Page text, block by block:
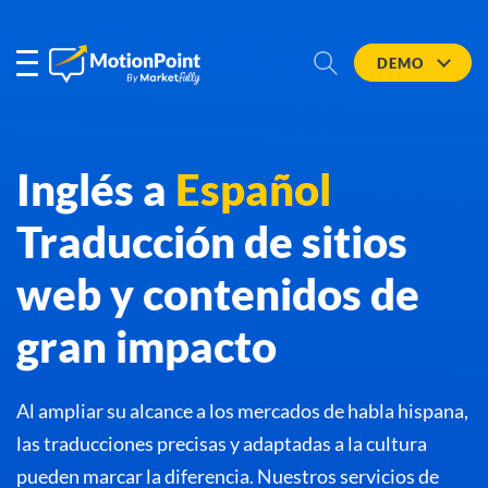
DEMO
Inglés a Español
Traducción de sitios
web y contenidos de
gran impacto
Al ampliar su alcance a los mercados de habla hispana,
las traducciones precisas y adaptadas a la cultura
pueden marcar la diferencia. Nuestros servicios de